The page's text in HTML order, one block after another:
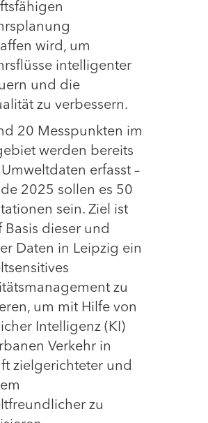
wird, um
intelligenter
und die
zu verbessern.
20 Messpunkten im
werden bereits
erfasst –
2025 sollen es 50
sein. Ziel ist
Basis dieser und
Daten in Leipzig ein
zu
um mit Hilfe von
Intelligenz (KI)
Verkehr in
zielgerichteter und
zu